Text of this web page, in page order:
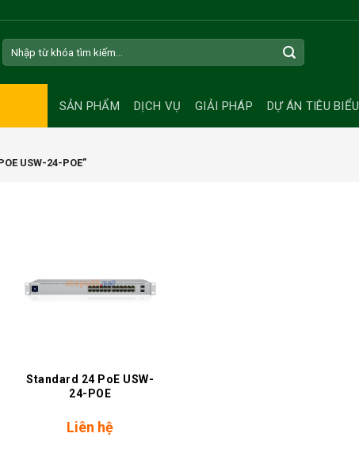
SẢN PHẨM DỊCH VỤ GIẢI PHÁP DỰ ÁN TIÊU BIỂU
USW-24-POE”
Standard 24 PoE USW-
24-POE
Liên hệ